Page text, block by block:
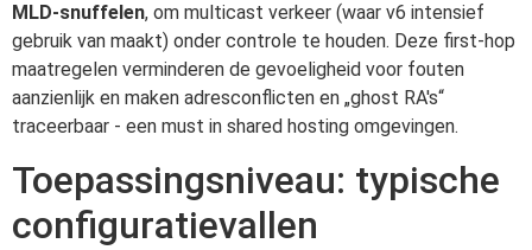
MLD-snuffelen, om multicast verkeer (waar v6 intensief
gebruik van maakt) onder controle te houden. Deze first-hop
maatregelen verminderen de gevoeligheid voor fouten
aanzienlijk en maken adresconflicten en „ghost RA's“
traceerbaar - een must in shared hosting omgevingen.
Toepassingsniveau: typische
configuratievallen